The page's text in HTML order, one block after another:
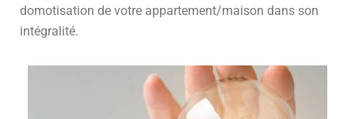
domotisation de votre appartement/maison dans son
intégralité.